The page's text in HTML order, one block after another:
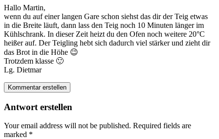
Hallo Martin,
wenn du auf einer langen Gare schon siehst das dir der Teig etwas
in die Breite läuft, dann lass den Teig noch 10 Minuten länger im
Kühlschrank. In dieser Zeit heizt du den Ofen noch weitere 20°C
heißer auf. Der Teigling hebt sich dadurch viel stärker und zieht dir
das Brot in die Höhe 😉
Trotzdem klasse 🙂
Lg. Dietmar
Kommentar erstellen
Antwort erstellen
Your email address will not be published. Required fields are
marked *